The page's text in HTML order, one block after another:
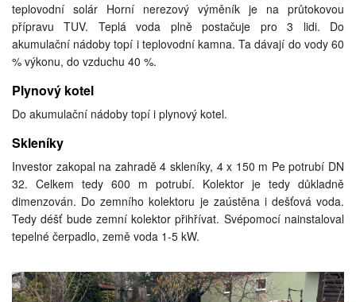
teplovodní solár Horní nerezový výměník je na průtokovou
přípravu TUV. Teplá voda plně postačuje pro 3 lidi. Do
akumulační nádoby topí i teplovodní kamna. Ta dávají do vody 60
% výkonu, do vzduchu 40 %.
Plynový kotel
Do akumulační nádoby topí i plynový kotel.
Skleníky
Investor zakopal na zahradě 4 skleníky, 4 x 150 m Pe potrubí DN
32. Celkem tedy 600 m potrubí. Kolektor je tedy důkladně
dimenzován. Do zemního kolektoru je zaústěna i dešťová voda.
Tedy déšť bude zemní kolektor přihřívat. Svépomocí nainstaloval
tepelné čerpadlo, země voda 1-5 kW.